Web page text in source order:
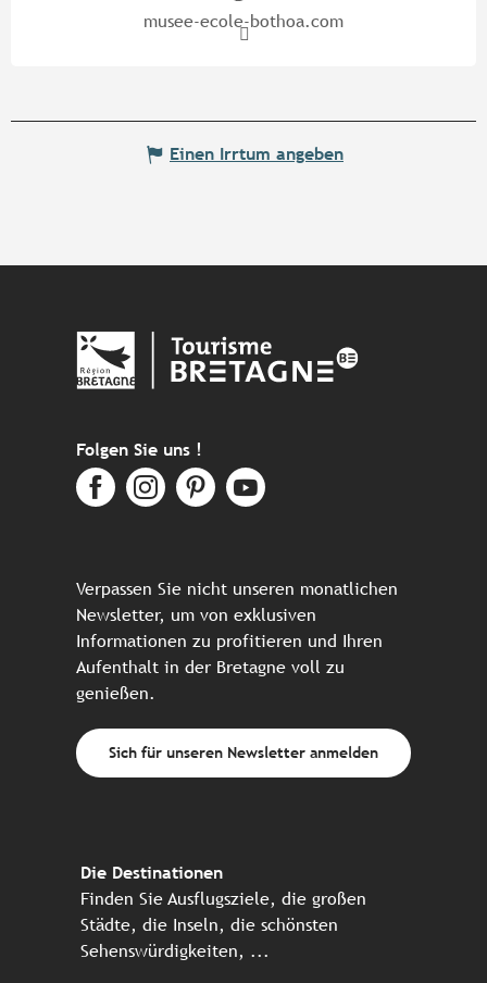
musee-ecole-bothoa.com
Einen Irrtum angeben
Folgen Sie uns !
Verpassen Sie nicht unseren monatlichen
Newsletter, um von exklusiven
Informationen zu profitieren und Ihren
Aufenthalt in der Bretagne voll zu
genießen.
Sich für unseren Newsletter anmelden
Die Destinationen
Finden Sie Ausflugsziele, die großen
Städte, die Inseln, die schönsten
Sehenswürdigkeiten, ...